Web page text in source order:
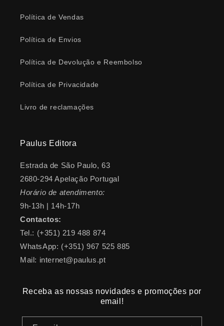
Política de Vendas
Política de Envios
Política de Devolução e Reembolso
Política de Privacidade
Livro de reclamações
Paulus Editora
Estrada de São Paulo, 63
2680-294 Apelação Portugal
Horário de atendimento:
9h-13h | 14h-17h
Contactos:
Tel.: (+351) 219 488 874
WhatsApp: (+351) 967 525 885
Mail: internet@paulus.pt
Receba as nossas novidades e promoções por
email!